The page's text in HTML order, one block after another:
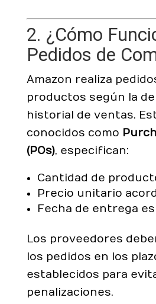
2. ¿Cómo
Pedidos de
Amazon realiza
productos según la
historial de ventas.
conocidos como
(POs), especifican:
Cantidad de
Precio unitario
Fecha de entrega
Los proveedores
los pedidos en los
establecidos para
penalizaciones.